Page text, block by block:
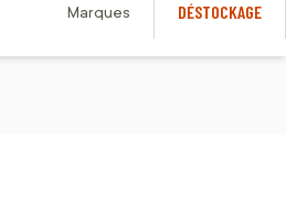
Marques DÉSTOCKAGE